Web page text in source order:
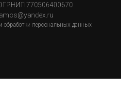
770506400670
обработки персональных данных